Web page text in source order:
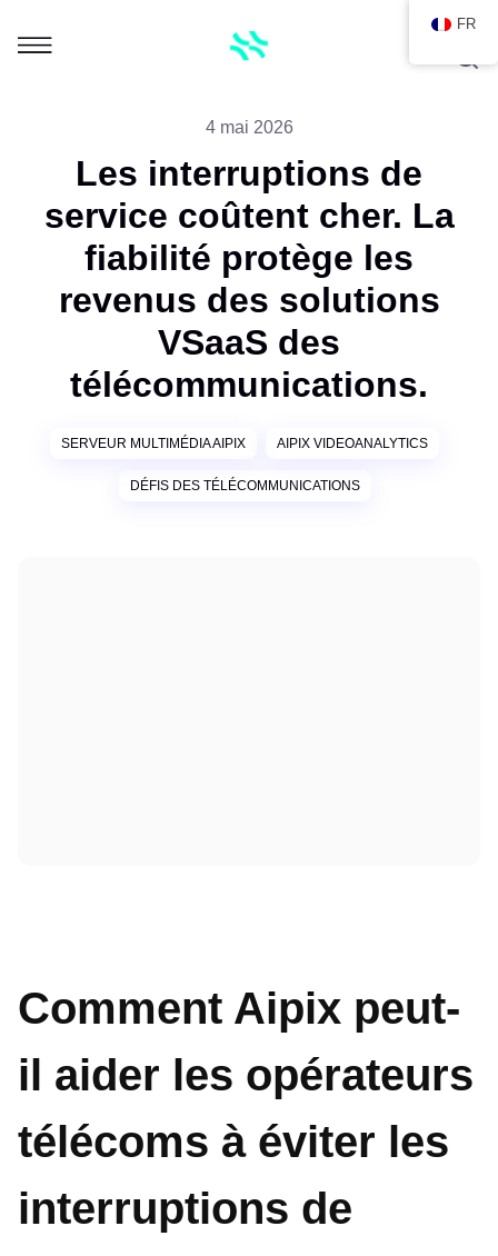
4 mai 2026
Les interruptions de
service coûtent cher. La
fiabilité protège les
revenus des solutions
VSaaS des
télécommunications.
SERVEUR MULTIMÉDIA AIPIX AIPIX VIDEOANALYTICS
DÉFIS DES TÉLÉCOMMUNICATIONS
Comment Aipix peut-
il aider les opérateurs
télécoms à éviter les
interruptions de
FR